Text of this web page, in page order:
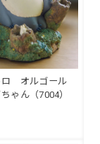
ロ オルゴール
ゃん（7004）